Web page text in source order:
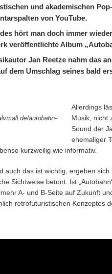
und akademischen
von YouTube.
hört man doch immer
veröffentlichte Album
Jan Reetze nahm das
dem Umschlag seines bald
autobahn-
Allerdings
Musik, nicht
Sound der
ehemaliger
kurzweilig wie informativ.
auch das ist wichtig, ergeben
Sichtweise betont. Ist
A- und B-Seite auf Zukunft
retrofuturistischen Konzeptes